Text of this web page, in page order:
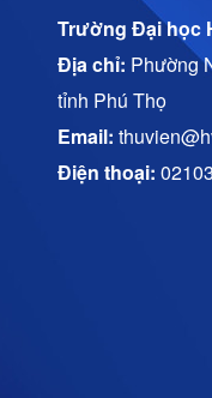
Trường Đại học
Địa chỉ: Phường
tỉnh Phú Thọ
Email:
Điện thoại: